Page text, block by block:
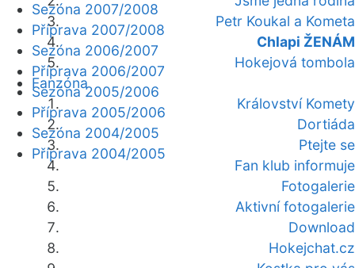
Petr Koukal a Kometa
Chlapi ŽENÁM
Hokejová tombola
Fanzóna
Království Komety
Dortiáda
Ptejte se
Fan klub informuje
Fotogalerie
Aktivní fotogalerie
Download
Hokejchat.cz
Sezóna 2007/2008
Příprava 2007/2008
Sezóna 2006/2007
Příprava 2006/2007
Sezóna 2005/2006
Příprava 2005/2006
Sezóna 2004/2005
Příprava 2004/2005